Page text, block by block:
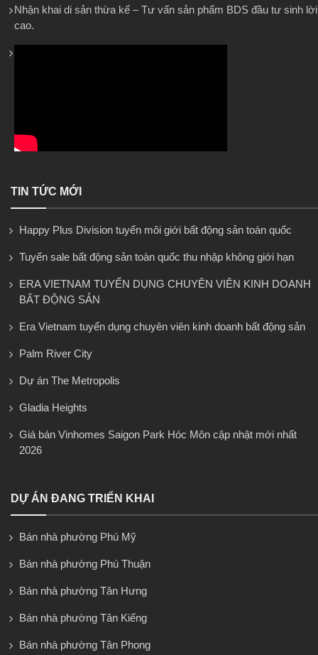
Nhận khai di sản thừa kế – Tư vấn sản phẩm BDS đầu tư sinh lời
cao.
TIN TỨC MỚI
Happy Plus Division tuyển môi giới bất động sản toàn quốc
Tuyển sale bất động sản toàn quốc thu nhập không giới hạn
ERA VIETNAM TUYỂN DỤNG CHUYÊN VIÊN KINH DOANH
BẤT ĐỘNG SẢN
Era Vietnam tuyển dụng chuyên viên kinh doanh bất động sản
Palm River City
Dự án The Metropolis
Gladia Heights
Giá bán Vinhomes Saigon Park Hóc Môn cập nhật mới nhất
2026
DỰ ÁN ĐANG TRIỂN KHAI
Bán nhà phường Phú Mỹ
Bán nhà phường Phú Thuận
Bán nhà phường Tân Hưng
Bán nhà phường Tân Kiểng
Bán nhà phường Tân Phong